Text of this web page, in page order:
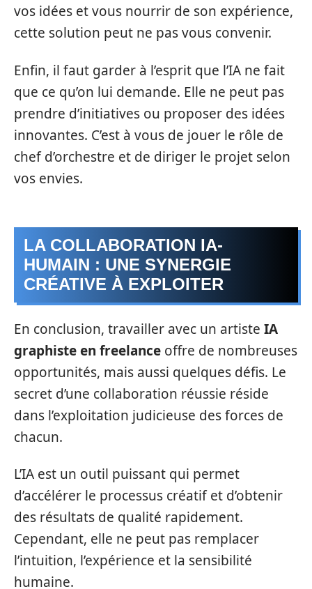
vos idées et vous nourrir de son expérience,
cette solution peut ne pas vous convenir.
Enfin, il faut garder à l’esprit que l’IA ne fait
que ce qu’on lui demande. Elle ne peut pas
prendre d’initiatives ou proposer des idées
innovantes. C’est à vous de jouer le rôle de
chef d’orchestre et de diriger le projet selon
vos envies.
LA COLLABORATION IA-
HUMAIN : UNE SYNERGIE
CRÉATIVE À EXPLOITER
En conclusion, travailler avec un artiste IA
graphiste en freelance offre de nombreuses
opportunités, mais aussi quelques défis. Le
secret d’une collaboration réussie réside
dans l’exploitation judicieuse des forces de
chacun.
L’IA est un outil puissant qui permet
d’accélérer le processus créatif et d’obtenir
des résultats de qualité rapidement.
Cependant, elle ne peut pas remplacer
l’intuition, l’expérience et la sensibilité
humaine.